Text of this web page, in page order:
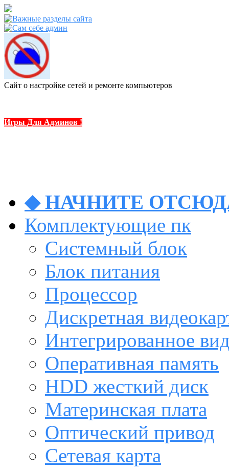
Сайт о настройке сетей и ремонте компьютеров
Игры Для Админов !
◆ НАЧНИТЕ
Комплектующие пк
Системный блок
Блок питания
Процессор
Дискретная
Интегрированное
Оперативная память
HDD жесткий диск
Материнская плата
Оптический привод
Сетевая карта